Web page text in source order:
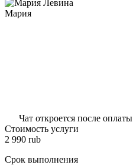
Мария
Чат откроется после оплаты
Стоимость услуги
2 990 rub
Срок выполнения